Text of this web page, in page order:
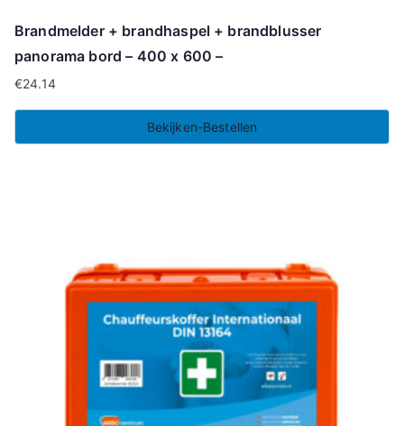
Brandmelder + brandhaspel + brandblusser
panorama bord – 400 x 600 –
€24.14
Bekijken-Bestellen